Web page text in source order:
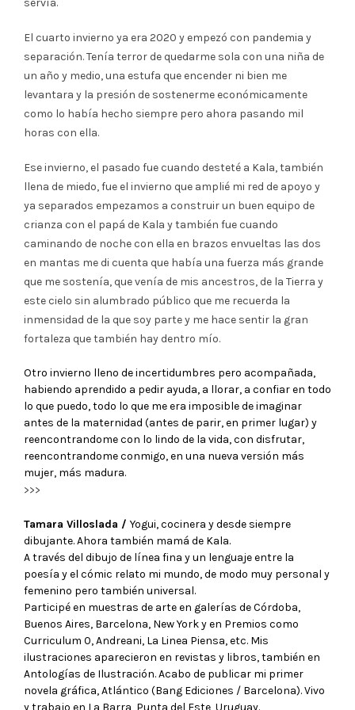
servía.
El cuarto invierno ya era 2020 y empezó con pandemia y
separación. Tenía terror de quedarme sola con una niña de
un año y medio, una estufa que encender ni bien me
levantara y la presión de sostenerme económicamente
como lo había hecho siempre pero ahora pasando mil
horas con ella.
Ese invierno, el pasado fue cuando desteté a Kala, también
llena de miedo, fue el invierno que amplié mi red de apoyo y
ya separados empezamos a construir un buen equipo de
crianza con el papá de Kala y también fue cuando
caminando de noche con ella en brazos envueltas las dos
en mantas me di cuenta que había una fuerza más grande
que me sostenía, que venía de mis ancestros, de la Tierra y
este cielo sin alumbrado público que me recuerda la
inmensidad de la que soy parte y me hace sentir la gran
fortaleza que también hay dentro mío.
Otro invierno lleno de incertidumbres pero acompañada,
habiendo aprendido a pedir ayuda, a llorar, a confiar en todo
lo que puedo, todo lo que me era imposible de imaginar
antes de la maternidad (antes de parir, en primer lugar) y
reencontrandome con lo lindo de la vida, con disfrutar,
reencontrandome conmigo, en una nueva versión más
mujer, más madura.
>>>
Tamara Villoslada / Yogui,cocinera y desde siempre
dibujante. Ahora también mamá de Kala.
A través del dibujo de línea fina y un lenguaje entre la
poesía y el cómic relato mi mundo, de modo muy personal y
femenino pero también universal.
Participé en muestras de arte en galerías de Córdoba,
Buenos Aires, Barcelona, New York y en Premios como
Curriculum 0, Andreani, La Linea Piensa, etc. Mis
ilustraciones aparecieron en revistas y libros, también en
Antologías de Ilustración. Acabo de publicar mi primer
novela gráfica, Atlántico (Bang Ediciones / Barcelona). Vivo
y trabajo en La Barra, Punta del Este, Uruguay.